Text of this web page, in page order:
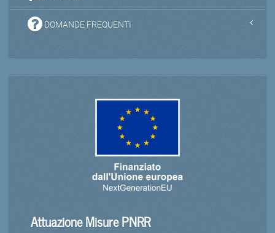
DOMANDE FREQUENTI
Attuazione Misure PNRR